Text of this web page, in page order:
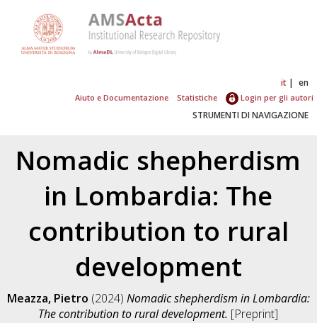
it en
Aiuto e Documentazione Statistiche Login per gli autori
STRUMENTI DI NAVIGAZIONE
Nomadic shepherdism
in Lombardia: The
contribution to rural
development
Meazza, Pietro (2024) Nomadic shepherdism in Lombardia:
The contribution to rural development. [Preprint]